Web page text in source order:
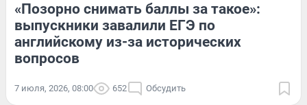
«Позорно снимать баллы за такое»:
выпускники завалили ЕГЭ по
английскому из-за исторических
вопросов
7 июля, 2026, 08:00 652 Обсудить